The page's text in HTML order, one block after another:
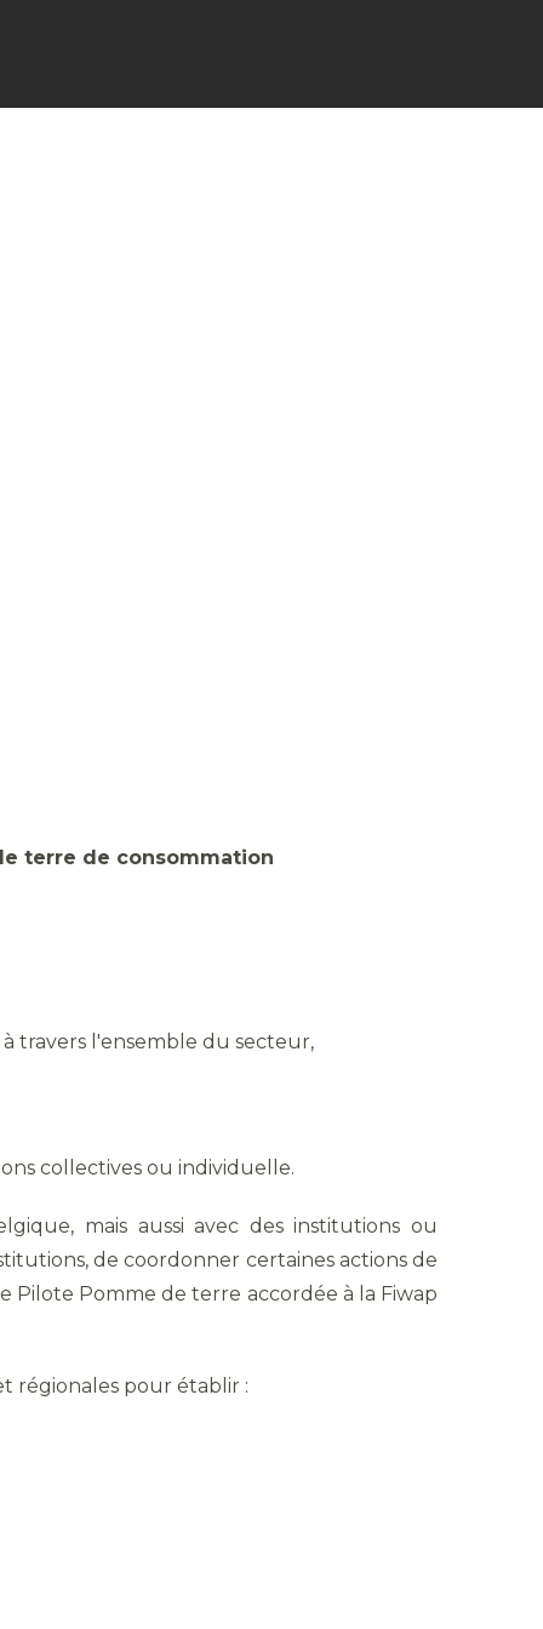
terre de consommation
travers l'ensemble du secteur,
collectives ou individuelle.
mais aussi avec des institutions ou
de coordonner certaines actions de
Pomme de terre accordée à la Fiwap
régionales pour établir :